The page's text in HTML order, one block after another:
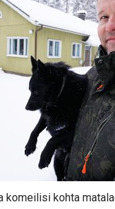
komeilisi kohta